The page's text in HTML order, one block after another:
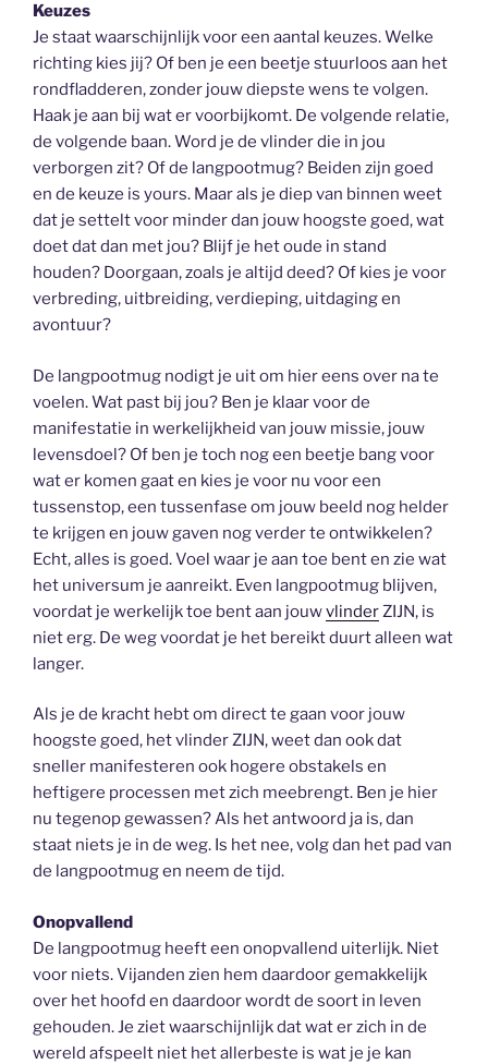
Keuzes
Je staat waarschijnlijk voor een aantal keuzes. Welke
richting kies jij? Of ben je een beetje stuurloos aan het
rondfladderen, zonder jouw diepste wens te volgen.
Haak je aan bij wat er voorbijkomt. De volgende relatie,
de volgende baan. Word je de vlinder die in jou
verborgen zit? Of de langpootmug? Beiden zijn goed
en de keuze is yours. Maar als je diep van binnen weet
dat je settelt voor minder dan jouw hoogste goed, wat
doet dat dan met jou? Blijf je het oude in stand
houden? Doorgaan, zoals je altijd deed? Of kies je voor
verbreding, uitbreiding, verdieping, uitdaging en
avontuur?
De langpootmug nodigt je uit om hier eens over na te
voelen. Wat past bij jou? Ben je klaar voor de
manifestatie in werkelijkheid van jouw missie, jouw
levensdoel? Of ben je toch nog een beetje bang voor
wat er komen gaat en kies je voor nu voor een
tussenstop, een tussenfase om jouw beeld nog helder
te krijgen en jouw gaven nog verder te ontwikkelen?
Echt, alles is goed. Voel waar je aan toe bent en zie wat
het universum je aanreikt. Even langpootmug blijven,
voordat je werkelijk toe bent aan jouwvlinderZIJN, is
niet erg. De weg voordat je het bereikt duurt alleen wat
langer.
Als je de kracht hebt om direct te gaan voor jouw
hoogste goed, het vlinder ZIJN, weet dan ook dat
sneller manifesteren ook hogere obstakels en
heftigere processen met zich meebrengt. Ben je hier
nu tegenop gewassen? Als het antwoord ja is, dan
staat niets je in de weg. Is het nee, volg dan het pad van
de langpootmug en neem de tijd.
Onopvallend
De langpootmug heeft een onopvallend uiterlijk. Niet
voor niets. Vijanden zien hem daardoor gemakkelijk
over het hoofd en daardoor wordt de soort in leven
gehouden. Je ziet waarschijnlijk dat wat er zich in de
wereld afspeelt niet het allerbeste is wat je je kan